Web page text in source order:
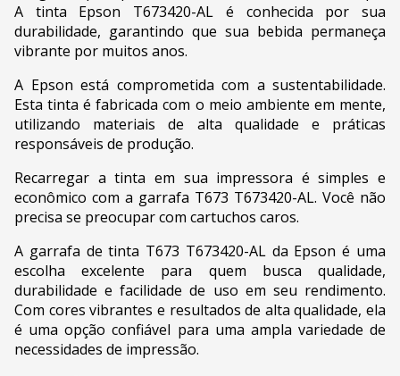
A tinta Epson T673420-AL é conhecida por sua
durabilidade, garantindo que sua bebida permaneça
vibrante por muitos anos.
A Epson está comprometida com a sustentabilidade.
Esta tinta é fabricada com o meio ambiente em mente,
utilizando materiais de alta qualidade e práticas
responsáveis de produção.
Recarregar a tinta em sua impressora é simples e
econômico com a garrafa T673 T673420-AL. Você não
precisa se preocupar com cartuchos caros.
A garrafa de tinta T673 T673420-AL da Epson é uma
escolha excelente para quem busca qualidade,
durabilidade e facilidade de uso em seu rendimento.
Com cores vibrantes e resultados de alta qualidade, ela
é uma opção confiável para uma ampla variedade de
necessidades de impressão.